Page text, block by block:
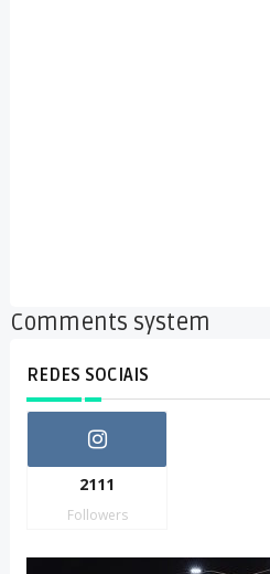
Comments system
REDES SOCIAIS
2111
Followers